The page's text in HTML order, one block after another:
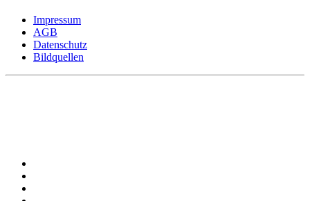
Impressum
AGB
Datenschutz
Bildquellen